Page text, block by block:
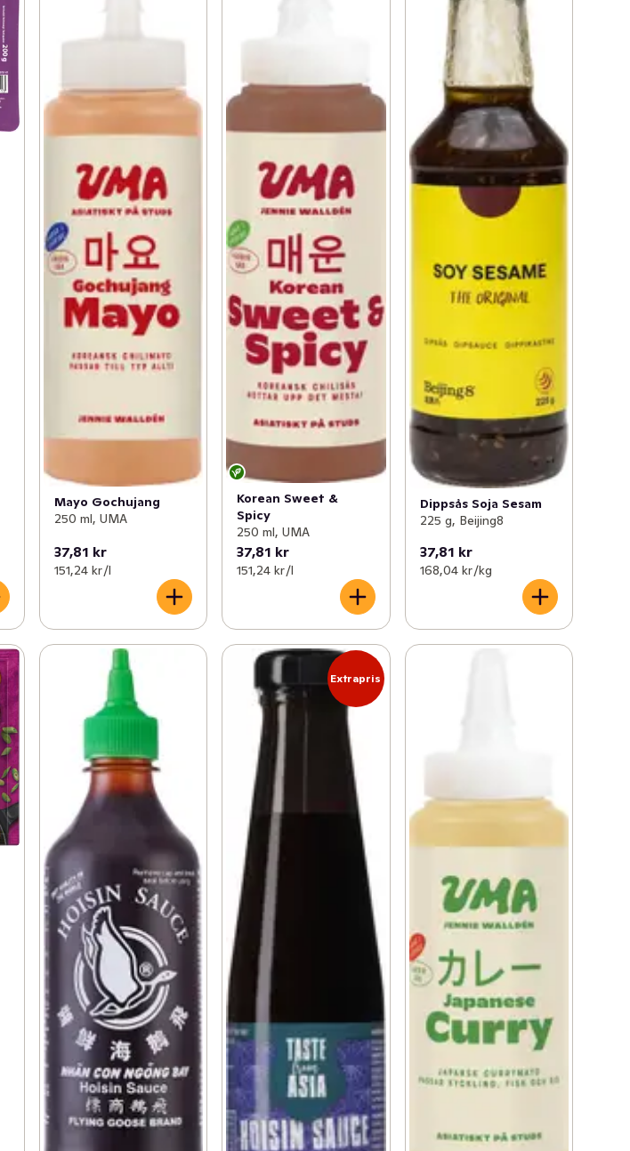
Mayo Gochujang
250 ml, UMA
37,81 kr
151,24 kr /l
Korean Sweet &
Spicy
250 ml, UMA
37,81 kr
151,24 kr /l
Dippsås Soja Sesam
225 g, Beijing8
37,81 kr
168,04 kr /kg
Extrapris